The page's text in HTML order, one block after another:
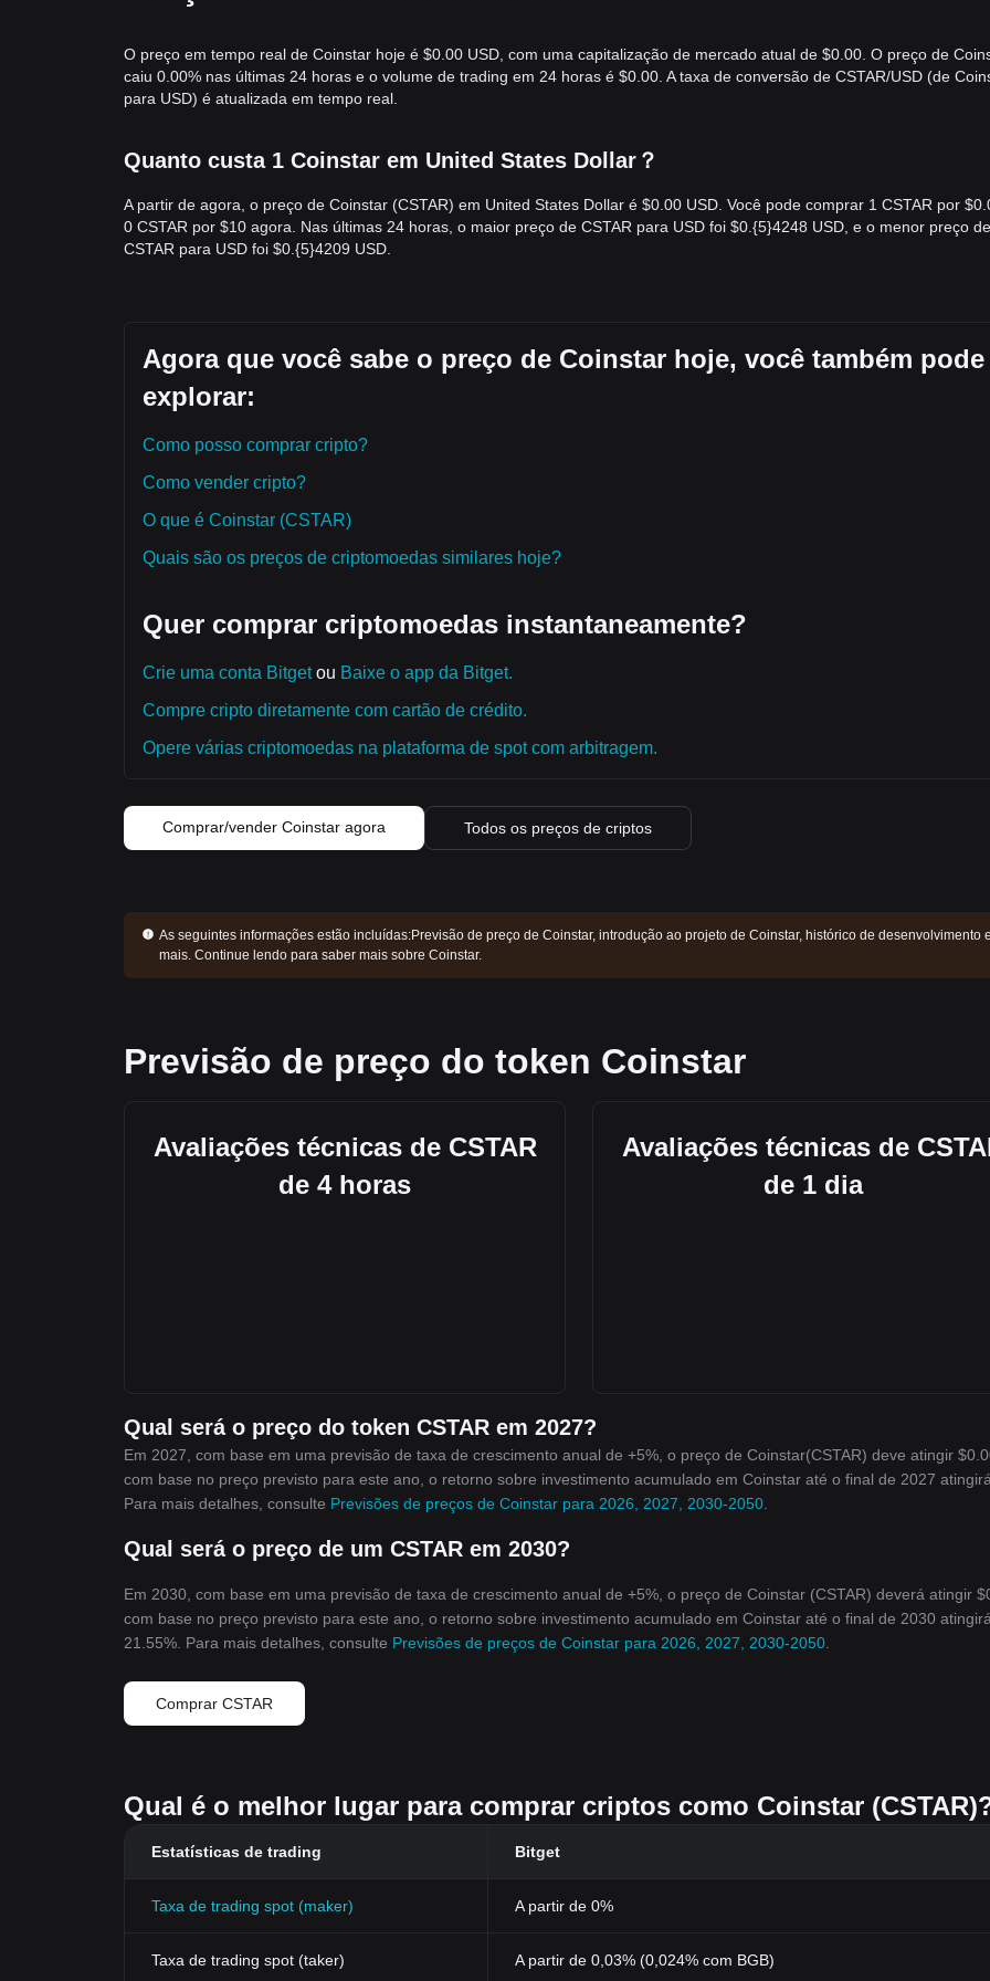
O preço em tempo real de Coinstar hoje é $0.00 USD, com uma capitalização de mercado atual de $0.00. O preço de
caiu 0.00% nas últimas 24 horas e o volume de trading em 24 horas é $0.00. A taxa de conversão de CSTAR/USD (de
para USD) é atualizada em tempo real.
Quanto custa 1 Coinstar em United States Dollar？
A partir de agora, o preço de Coinstar (CSTAR) em United States Dollar é $0.00 USD. Você pode comprar 1 CSTAR por
0 CSTAR por $10 agora. Nas últimas 24 horas, o maior preço de CSTAR para USD foi $0.{​5}4248 USD, e o menor preço de
CSTAR para USD foi $0.{​5}4209 USD.
Agora que você sabe o preço de Coinstar hoje, você também pode
explorar:
Como posso comprar cripto?
Como vender cripto?
O que é Coinstar (CSTAR)
Quais são os preços de criptomoedas similares hoje?
Quer comprar criptomoedas instantaneamente?
Crie uma conta Bitgetou Baixe o app da Bitget.
Compre cripto diretamente com cartão de crédito.
Opere várias criptomoedas na plataforma de spot com arbitragem.
Comprar/vender Coinstar agora Todos os preços de criptos
As seguintes informações estão incluídas:Previsão de preço de Coinstar, introdução ao projeto de Coinstar, histórico de desenvolvimento
mais. Continue lendo para saber mais sobre Coinstar.
Previsão de preço do token Coinstar
Avaliações técnicas de CSTAR
de 4 horas
Avaliações técnicas de
de 1 dia
Qual será o preço do token CSTAR em 2027?
Em 2027, com base em uma previsão de taxa de crescimento anual de +5%, o preço de Coinstar(CSTAR) deve atingir
com base no preço previsto para este ano, o retorno sobre investimento acumulado em Coinstar até o final de 2027
Para mais detalhes, consulte Previsões de preços de Coinstar para 2026, 2027, 2030-2050
Qual será o preço de um CSTAR em 2030?
Em 2030, com base em uma previsão de taxa de crescimento anual de +5%, o preço de Coinstar (CSTAR) deverá atingir
com base no preço previsto para este ano, o retorno sobre investimento acumulado em Coinstar até o final de 2030
21.55%. Para mais detalhes, consulte Previsões de preços de Coinstar para 2026, 2027, 2030-2050
Comprar CSTAR
Qual é o melhor lugar para comprar criptos como Coinstar
Estatísticas de trading Bitget
Taxa de trading spot (maker) A partir de 0%
Taxa de trading spot (taker) A partir de 0,03% (0,024% com BGB)